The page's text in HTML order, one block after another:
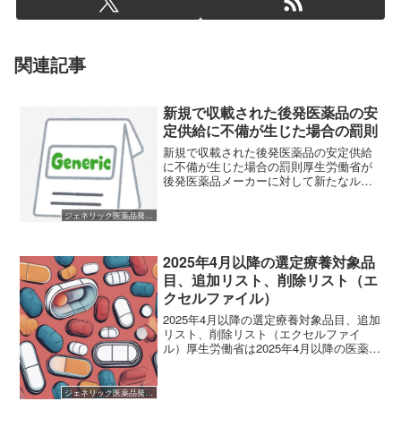
関連記事
ジェネリック医薬品発売開始
新規で収載された後発医薬品の安
定供給に不備が生じた場合の罰則
新規で収載された後発医薬品の安定供給
に不備が生じた場合の罰則厚生労働省が
後発医薬品メーカーに対して新たなルー
ジェネリック医薬品発売開始
2025年4月以降の選定療養対象品
目、追加リスト、削除リスト（エ
クセルファイル）
2025年4月以降の選定療養対象品目、追加
リスト、削除リスト（エクセルファイ
ル）厚生労働省は2025年4月以降の医薬品